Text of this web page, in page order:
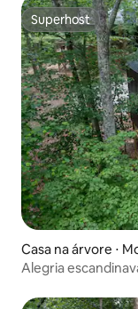
Superhost
Superhost
Casa na árvore ⋅
Alegria